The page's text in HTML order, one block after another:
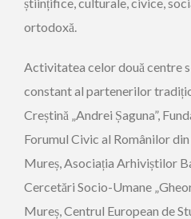
ortodoxă.
Activitatea celor două centre
constant al partenerilor
Creștină „Andrei Șaguna”,
Forumul Civic al Românilor
Mureș, Asociația Arhiviștilor
Cercetări Socio-Umane
Mureș, Centrul European de